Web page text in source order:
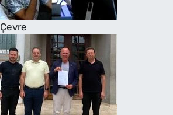
Çevre